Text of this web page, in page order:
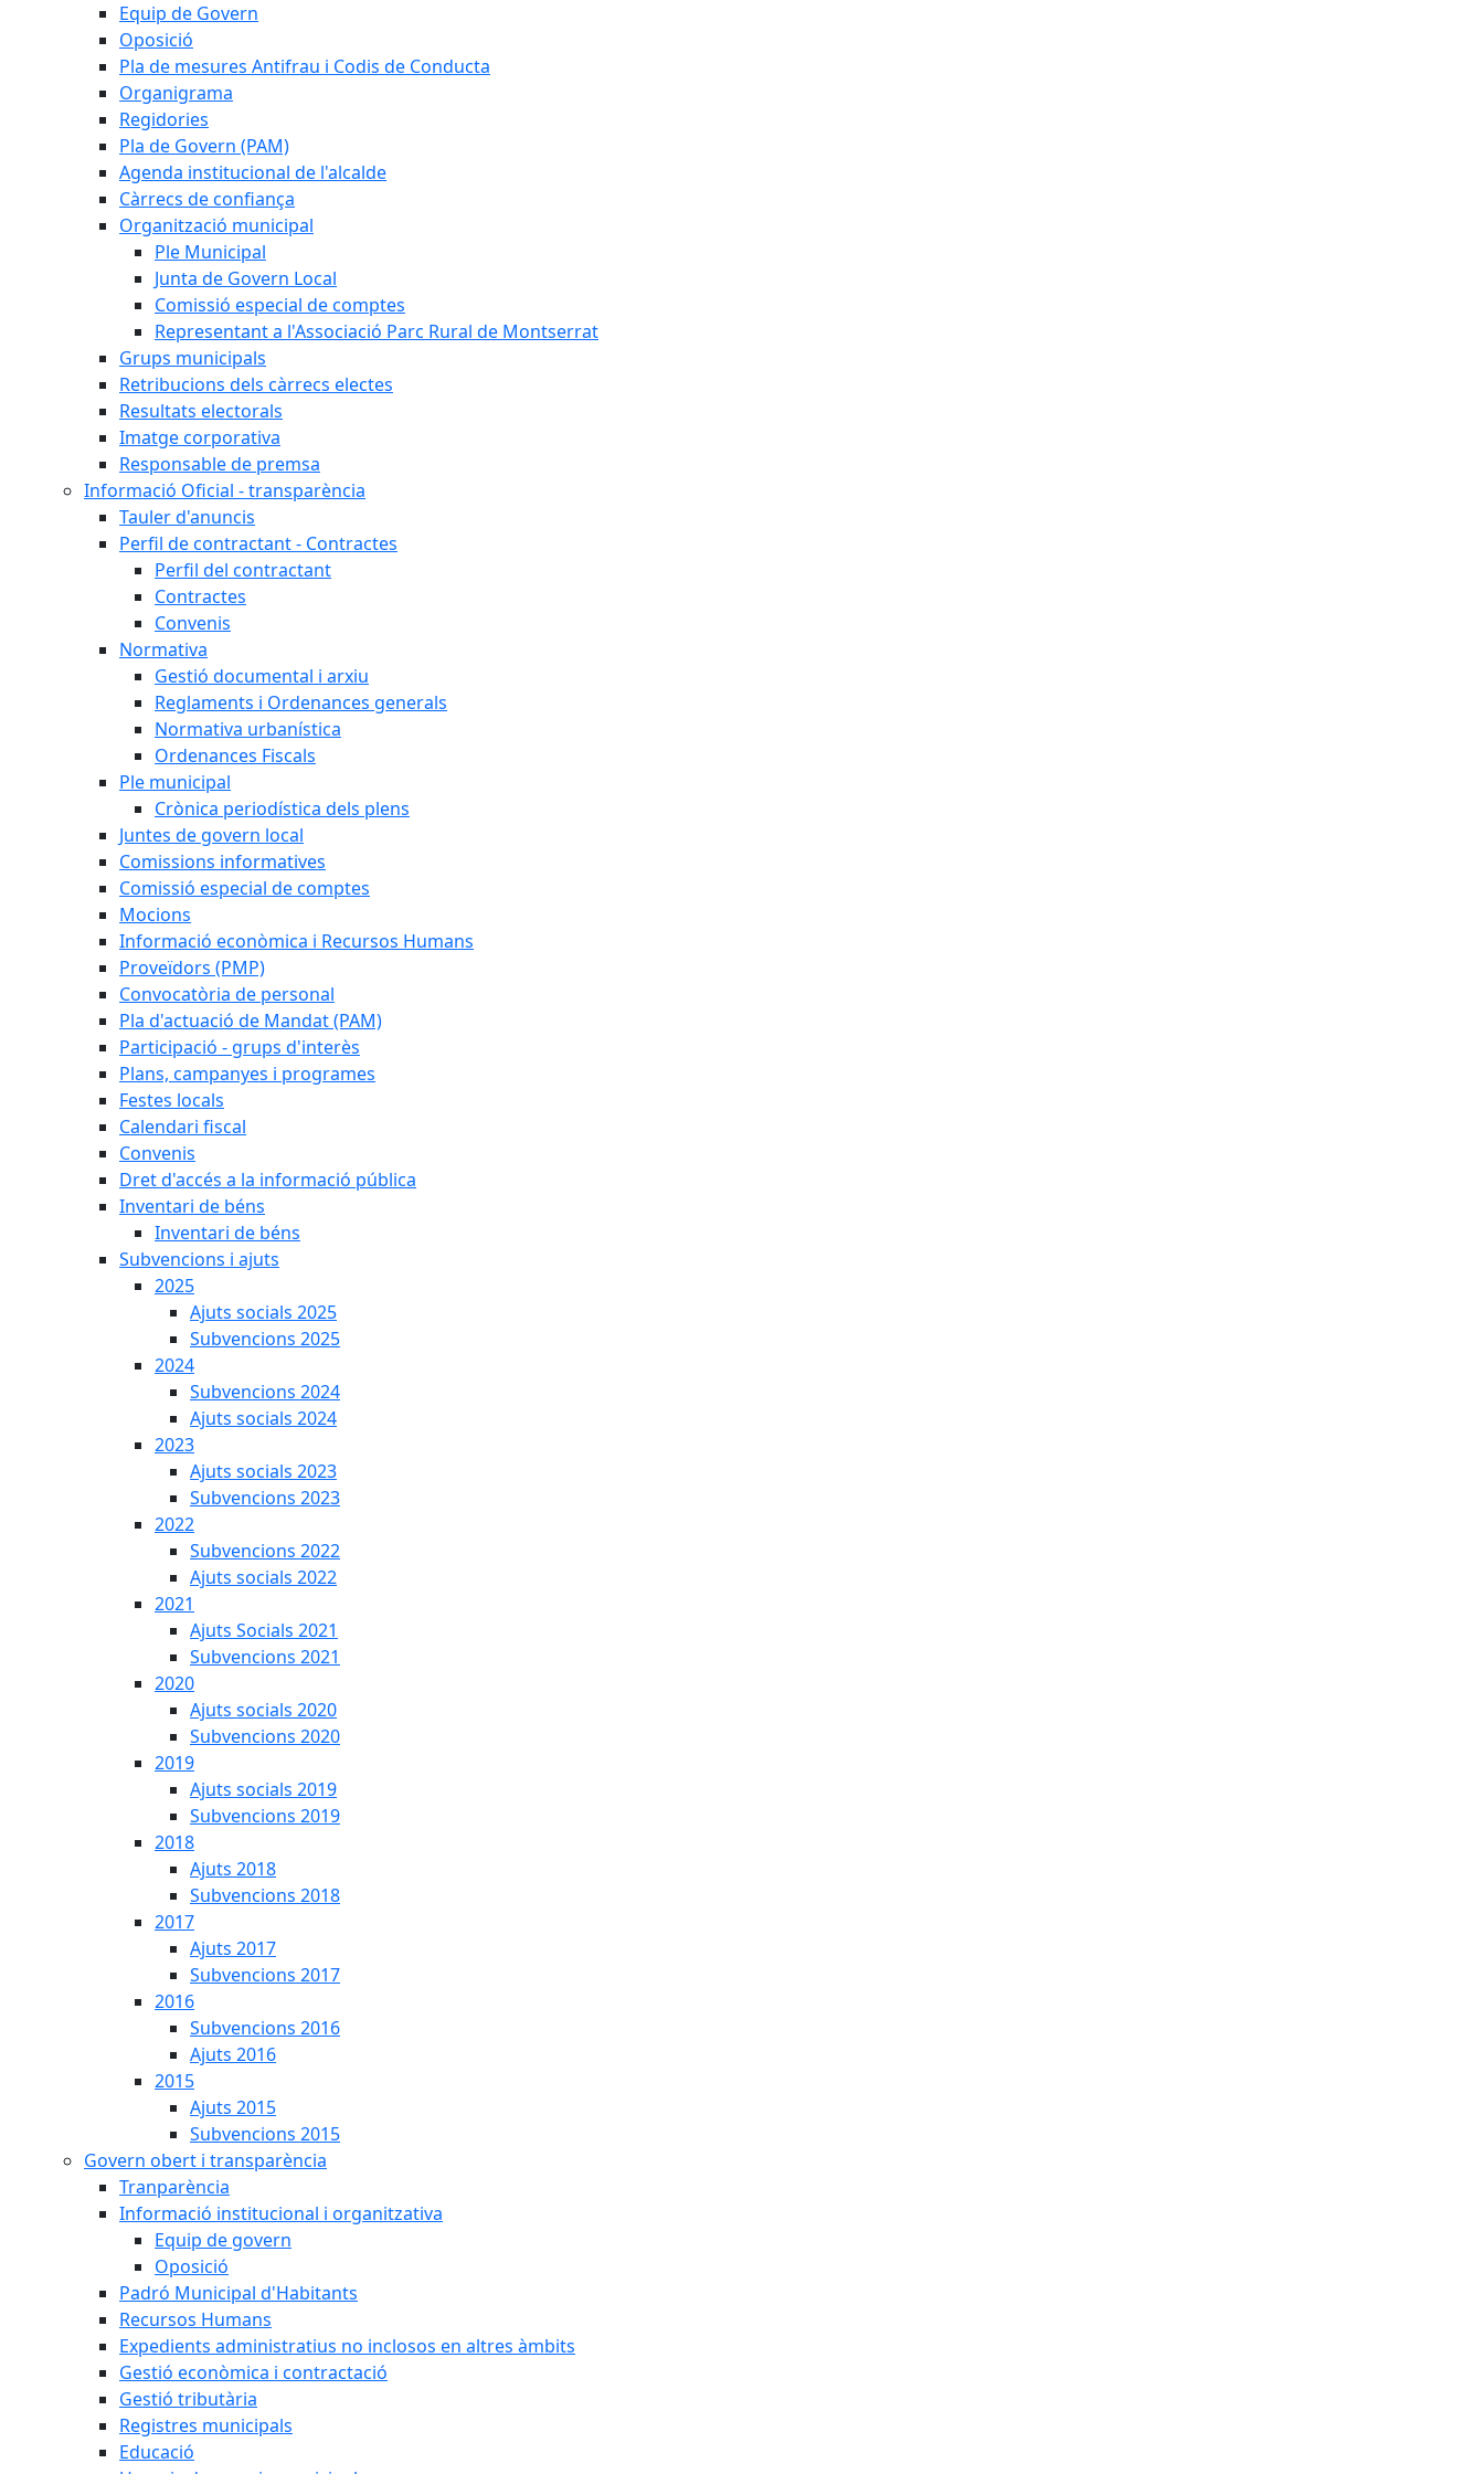
Equip de Govern
Oposició
Pla de mesures Antifrau i Codis de Conducta
Organigrama
Regidories
Pla de Govern (PAM)
Agenda institucional de l'alcalde
Càrrecs de confiança
Organització municipal
Ple Municipal
Junta de Govern Local
Comissió especial de comptes
Representant a l'Associació Parc Rural de Montserrat
Grups municipals
Retribucions dels càrrecs electes
Resultats electorals
Imatge corporativa
Responsable de premsa
Informació Oficial - transparència
Tauler d'anuncis
Perfil de contractant - Contractes
Perfil del contractant
Contractes
Convenis
Normativa
Gestió documental i arxiu
Reglaments i Ordenances generals
Normativa urbanística
Ordenances Fiscals
Ple municipal
Crònica periodística dels plens
Juntes de govern local
Comissions informatives
Comissió especial de comptes
Mocions
Informació econòmica i Recursos Humans
Proveïdors (PMP)
Convocatòria de personal
Pla d'actuació de Mandat (PAM)
Participació - grups d'interès
Plans, campanyes i programes
Festes locals
Calendari fiscal
Convenis
Dret d'accés a la informació pública
Inventari de béns
Inventari de béns
Subvencions i ajuts
2025
Ajuts socials 2025
Subvencions 2025
2024
Subvencions 2024
Ajuts socials 2024
2023
Ajuts socials 2023
Subvencions 2023
2022
Subvencions 2022
Ajuts socials 2022
2021
Ajuts Socials 2021
Subvencions 2021
2020
Ajuts socials 2020
Subvencions 2020
2019
Ajuts socials 2019
Subvencions 2019
2018
Ajuts 2018
Subvencions 2018
2017
Ajuts 2017
Subvencions 2017
2016
Subvencions 2016
Ajuts 2016
2015
Ajuts 2015
Subvencions 2015
Govern obert i transparència
Tranparència
Informació institucional i organitzativa
Equip de govern
Oposició
Padró Municipal d'Habitants
Recursos Humans
Expedients administratius no inclosos en altres àmbits
Gestió econòmica i contractació
Gestió tributària
Registres municipals
Educació